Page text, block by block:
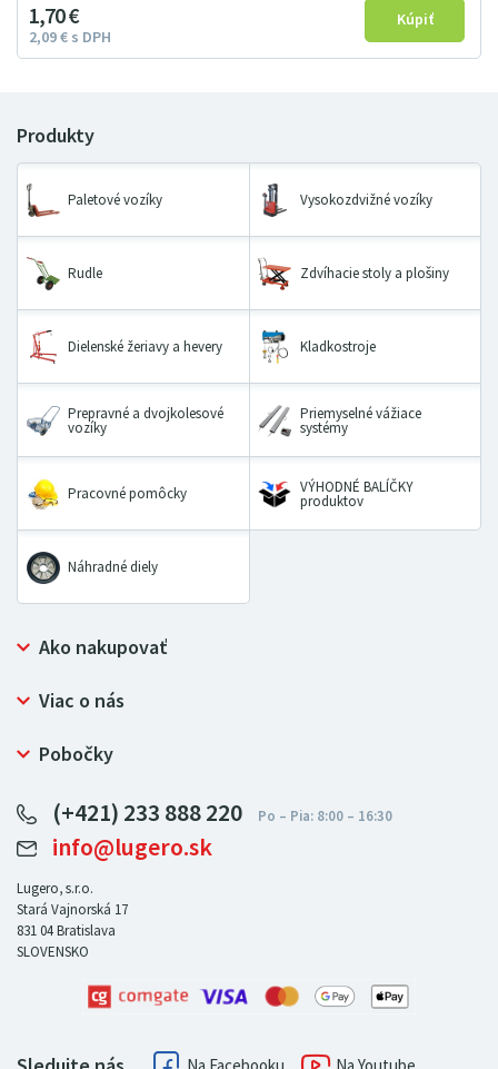
1 70€
2 09€ s DPH
Paletové vozíky Vysokozdvižné vozíky
Rudle Zdvíhacie stoly a plošiny
Dielenské žeriavy a hevery Kladkostroje
Prepravné a dvojkolesové
vozíky
Priemyselné vážiace
systémy
Pracovné pomôcky VÝHODNÉ BALÍČKY
produktov
Náhradné diely
Ako nakupovať
Prečo nakupovať u LUGERO
Ochrana osobných údajov
Viac o nás
Bezpečný nákup
Certifikát NATUR-PACK
Pre predajcov
Pobočky
LUGERO Nemecko
LUGERO Česká republika
LUGERO Maďarsko
LUGERO Rakousko
(+421) 233 888 220
info@lugero.sk
Lugero, s.r.o.
Stará Vajnorská 17
831 04Bratislava
SLOVENSKO